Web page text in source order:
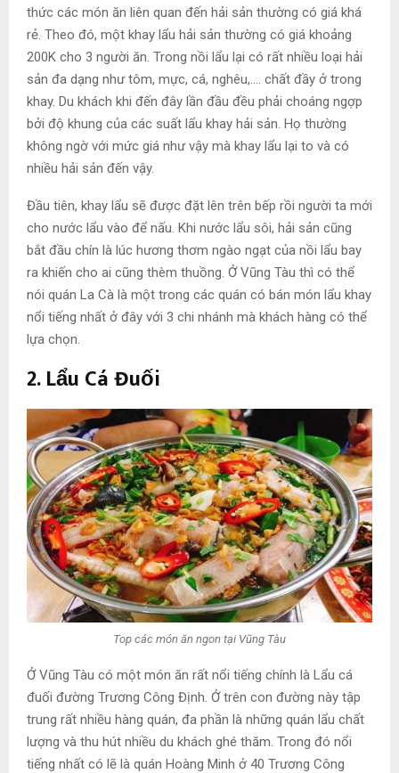
thức các món ăn liên quan đến hải sản thường có giá khá
rẻ. Theo đó, một khay lẩu hải sản thường có giá khoảng
200K cho 3 người ăn. Trong nồi lẩu lại có rất nhiều loại hải
sản đa dạng như tôm, mực, cá, nghêu,…. chất đầy ở trong
khay. Du khách khi đến đây lần đầu đều phải choáng ngợp
bởi độ khung của các suất lẩu khay hải sản. Họ thường
không ngờ với mức giá như vậy mà khay lẩu lại to và có
nhiều hải sản đến vậy.
Đầu tiên, khay lẩu sẽ được đặt lên trên bếp rồi người ta mới
cho nước lẩu vào để nấu. Khi nước lẩu sôi, hải sản cũng
bắt đầu chín là lúc hương thơm ngào ngạt của nồi lẩu bay
ra khiến cho ai cũng thèm thuồng. Ở Vũng Tàu thì có thể
nói quán La Cà là một trong các quán có bán món lẩu khay
nổi tiếng nhất ở đây với 3 chi nhánh mà khách hàng có thể
lựa chọn.
2. Lẩu Cá Đuối
Top các món ăn ngon tại Vũng Tàu
Ở Vũng Tàu có một món ăn rất nổi tiếng chính là Lẩu cá
đuối đường Trương Công Định. Ở trên con đường này tập
trung rất nhiều hàng quán, đa phần là những quán lẩu chất
lượng và thu hút nhiều du khách ghé thăm. Trong đó nổi
tiếng nhất có lẽ là quán Hoàng Minh ở 40 Trương Công